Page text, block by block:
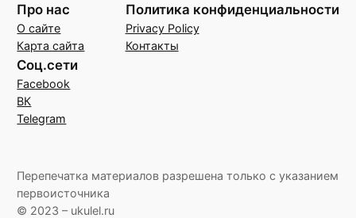
Про нас
О сайте
Карта сайта
Политика конфиденциальности
Privacy Policy
Контакты
Соц.сети
Facebook
ВК
Telegram
Перепечатка материалов разрешена только с указанием
первоисточника
© 2023 – ukulel.ru